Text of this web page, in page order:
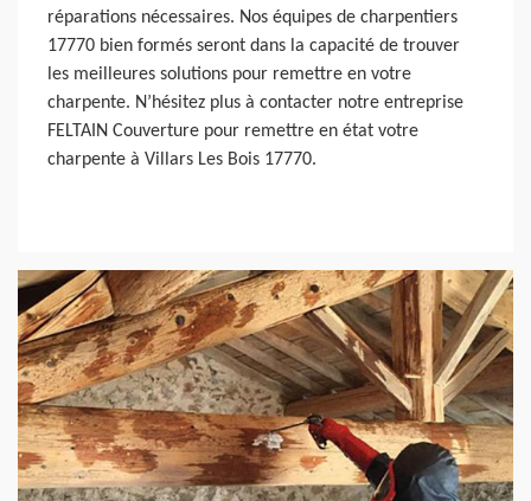
réparations nécessaires. Nos équipes de charpentiers
17770 bien formés seront dans la capacité de trouver
les meilleures solutions pour remettre en votre
charpente. N’hésitez plus à contacter notre entreprise
FELTAIN Couverture pour remettre en état votre
charpente à Villars Les Bois 17770.